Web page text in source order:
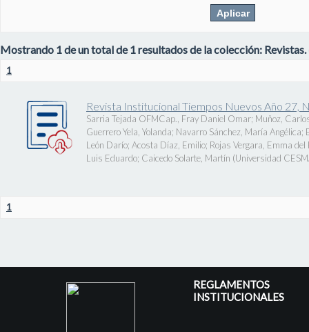
Mostrando 1 de un total de 1 resultados de la colección: Revistas.
1
Revista Institucional Tiempos Nuevos Año 27,
Sarria Tejada OFMCap., Fray Daniel Omar; Muñoz,
Guerrero Yela, Yolanda; Navarro Sánchez, María Angélica;
León Darío; Acosta Díaz, Emilio; Rojas Vergara, Emma del
Luis Eduardo; Caicedo Solarte, Martín (Universidad
1
REGLAMENTOS
INSTITUCIONALES